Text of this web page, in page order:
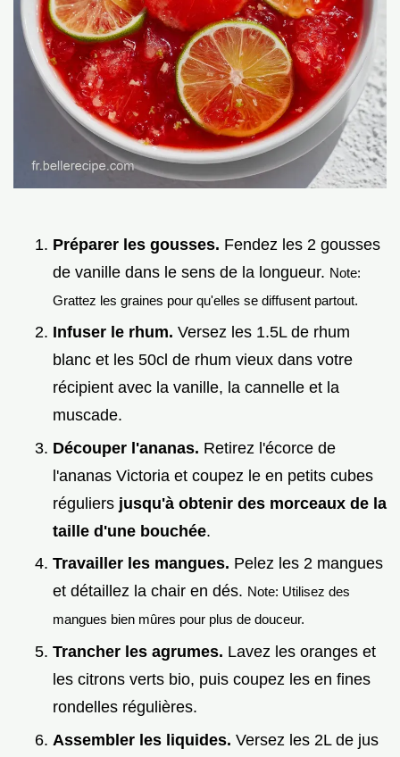
Préparer les gousses. Fendez les 2 gousses
de vanille dans le sens de la longueur. Note:
Grattez les graines pour qu'elles se diffusent partout.
Infuser le rhum. Versez les 1.5L de rhum
blanc et les 50cl de rhum vieux dans votre
récipient avec la vanille, la cannelle et la
muscade.
Découper l'ananas. Retirez l'écorce de
l'ananas Victoria et coupez le en petits cubes
réguliers jusqu'à obtenir des morceaux de la
taille d'une bouchée.
Travailler les mangues. Pelez les 2 mangues
et détaillez la chair en dés. Note: Utilisez des
mangues bien mûres pour plus de douceur.
Trancher les agrumes. Lavez les oranges et
les citrons verts bio, puis coupez les en fines
rondelles régulières.
Assembler les liquides. Versez les 2L de jus